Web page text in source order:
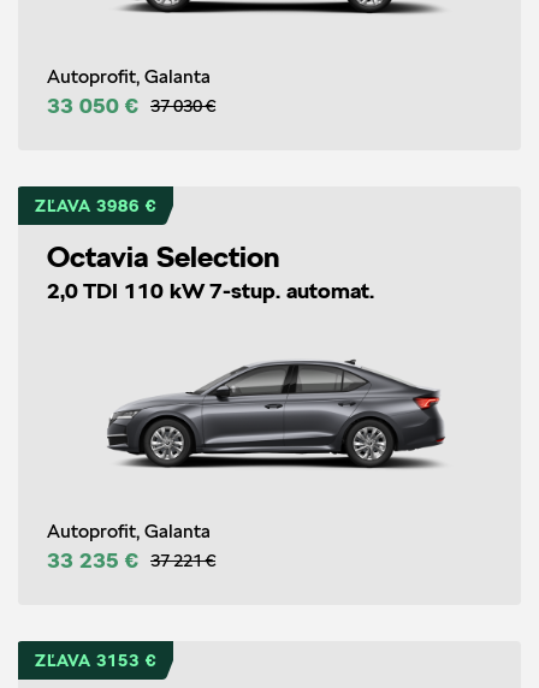
Autoprofit, Galanta
33 050 € 37 030 €
ZĽAVA 3986 €
Octavia Selection
2,0 TDI 110 kW 7-stup. automat.
Autoprofit, Galanta
33 235 € 37 221 €
ZĽAVA 3153 €